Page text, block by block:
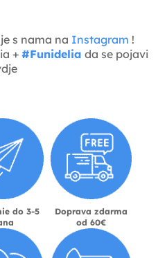
s nama na Instagram !
+#Funidelia da se pojavi
do 3-5
Doprava zdarma
od 60€